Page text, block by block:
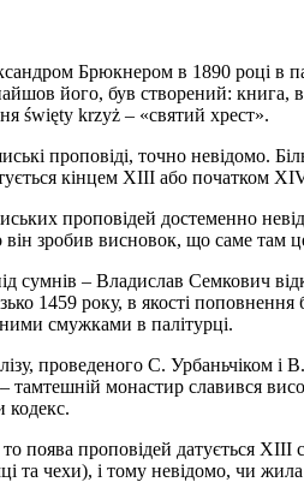
Брюкнером в 1890 році в
його, був створений: книга,
święty krzyż – «святий хрест».
проповіді, точно невідомо.
кінцем XIII або початком
проповідей достеменно
він зробив висновок, що саме там
під сумнів – Владислав Семкович
1459 року, в якості
смужками в палітурці.
проведеного С.
монастир славився
кодекс.
поява проповідей датується
та чехи), і тому невідомо, чи